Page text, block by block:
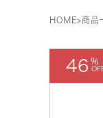
HOME>商品
46